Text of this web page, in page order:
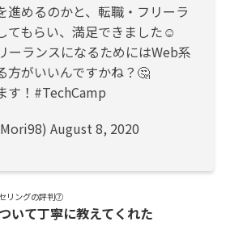
進めるのかと、転職・フリーラ
てもらい、満足できました☺️
ーランスになるためにはWeb系
方がいいんですかね？🤔
す！ #TechCamp
August 8, 2020
リングの評判⑦
いて丁寧に教えてくれた